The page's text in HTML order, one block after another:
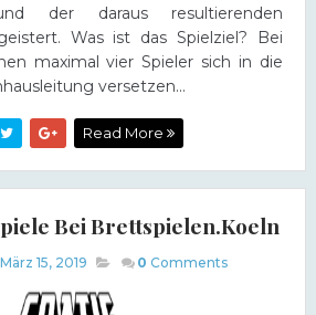
der daraus resultierenden
Was ist das Spielziel? Bei
maximal vier Spieler sich in die
versetzen...
Read More
Bei Brettspielen.koeln
März 15, 2019 0 Comments